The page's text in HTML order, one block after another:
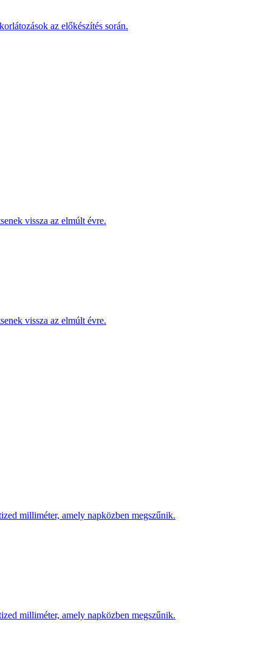
az előkészítés során.
vissza az elmúlt évre.
vissza az elmúlt évre.
milliméter, amely napközben megszűnik.
milliméter, amely napközben megszűnik.